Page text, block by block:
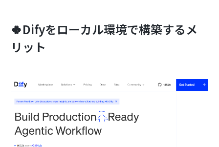
🍀Difyをローカル環境で構築するメ
リット